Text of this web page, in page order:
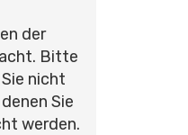
der
Bitte
nicht
Sie
werden.